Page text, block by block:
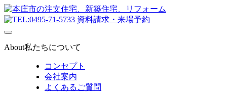
0495-71-5733 資料請求・来場予約
About私たちについて
コンセプト
会社案内
よくあるご質問